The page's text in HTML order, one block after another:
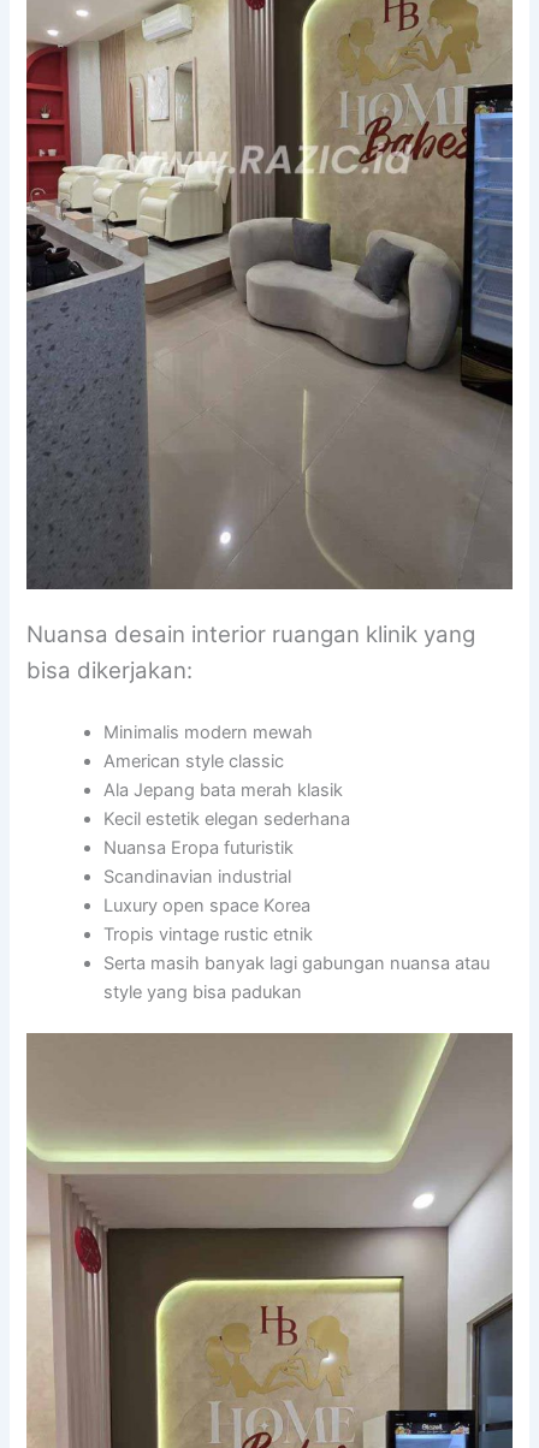
Nuansa desain interior ruangan klinik yang
bisa dikerjakan:
Minimalis modern mewah
American style classic
Ala Jepang bata merah klasik
Kecil estetik elegan sederhana
Nuansa Eropa futuristik
Scandinavian industrial
Luxury open space Korea
Tropis vintage rustic etnik
Serta masih banyak lagi gabungan nuansa atau
style yang bisa padukan